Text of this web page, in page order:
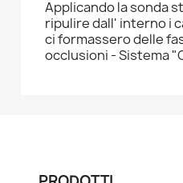
Applicando la sonda
ripulire dall' interno i
ci formassero delle
occlusioni - Sistema